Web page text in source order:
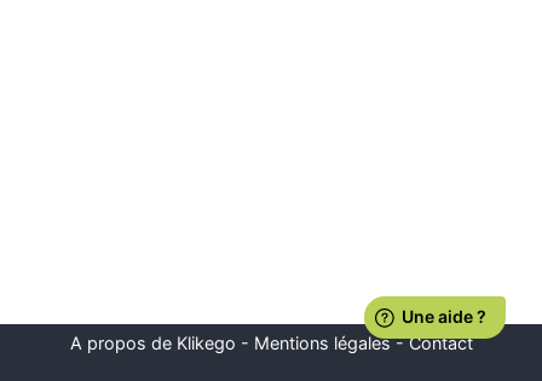
A propos de Klikego - Mentions légales-Contact